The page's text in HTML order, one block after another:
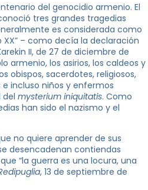
del genocidio armenio. El
tres grandes tragedias
es considerada como
XX” – como decía la declaración
II, de 27 de diciembre de
armenio, los asirios, los caldeos y
obispos, sacerdotes, religiosos,
incluso niños y enfermos
del mysterium iniquitatis. Como
han sido el nazismo y el
no quiere aprender de sus
desencadenan contiendas
“la guerra es una locura, una
, 13 de septiembre de